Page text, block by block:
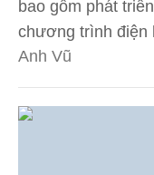
bao gồm phát
chương trình điện
Anh Vũ